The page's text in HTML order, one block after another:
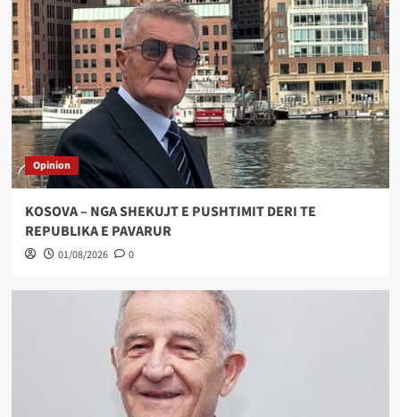
Opinion
KOSOVA – NGA SHEKUJT E PUSHTIMIT DERI TE
REPUBLIKA E PAVARUR
01/08/2026 0